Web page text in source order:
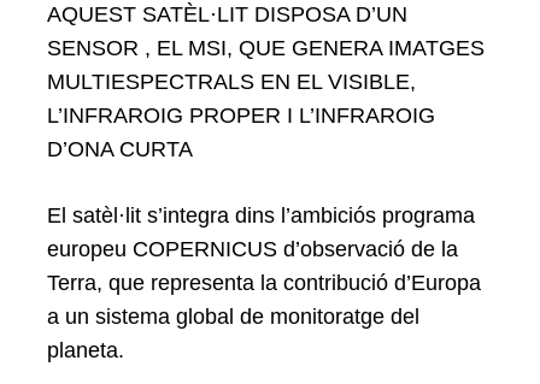
AQUEST SATÈL·LIT DISPOSA D’UN
SENSOR , EL MSI, QUE GENERA IMATGES
MULTIESPECTRALS EN EL VISIBLE,
L’INFRAROIG PROPER I L’INFRAROIG
D’ONA CURTA
El satèl·lit s’integra dins l’ambiciós programa
europeu COPERNICUS d’observació de la
Terra, que representa la contribució d’Europa
a un sistema global de monitoratge del
planeta.